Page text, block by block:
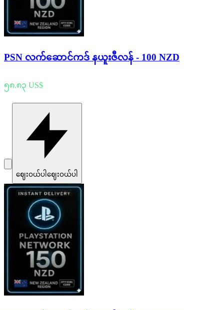
PSN လက်ဆောင်ကဒ် နယူးဇီလန် - 100 NZD
၅၈.၈၃ US$
ဈေးဝယ်ပါ ဈေးဝယ်ပါ